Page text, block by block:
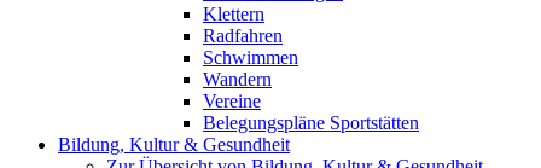
Klettern
Radfahren
Schwimmen
Wandern
Vereine
Belegungspläne Sportstätten
Bildung, Kultur & Gesundheit